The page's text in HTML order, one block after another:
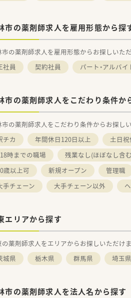
市の薬剤師求人を雇用形態から探
の薬剤師求人を雇用形態からお探しいただ
社員
契約社員 パート・アルバイ
市の薬剤師求人をこだわり条件か
の薬剤師求人をこだわり条件からお探し
チカ
年間休日120日以上 土日祝
時までの職場
残業なし(ほぼなし含
歳以上可
新規オープン 管理職
手チェーン
大手チェーン以外
エリアから探す
の薬剤師求人をエリアからお探しいただけま
城県
栃木県 群馬県 埼玉県
市の薬剤師求人を法人名から探す